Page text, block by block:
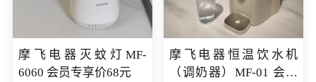
摩飞电器灭蚊灯MF-
6060 会员专享价68元
摩飞电器恒温饮水机
（调奶器）MF-01 会员